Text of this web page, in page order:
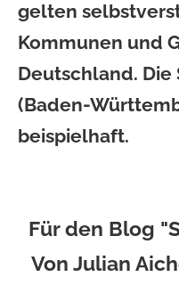
gelten
Kommunen und
Deutschland.
(Baden-
beispielhaft.
Für den Blog
Von Julian